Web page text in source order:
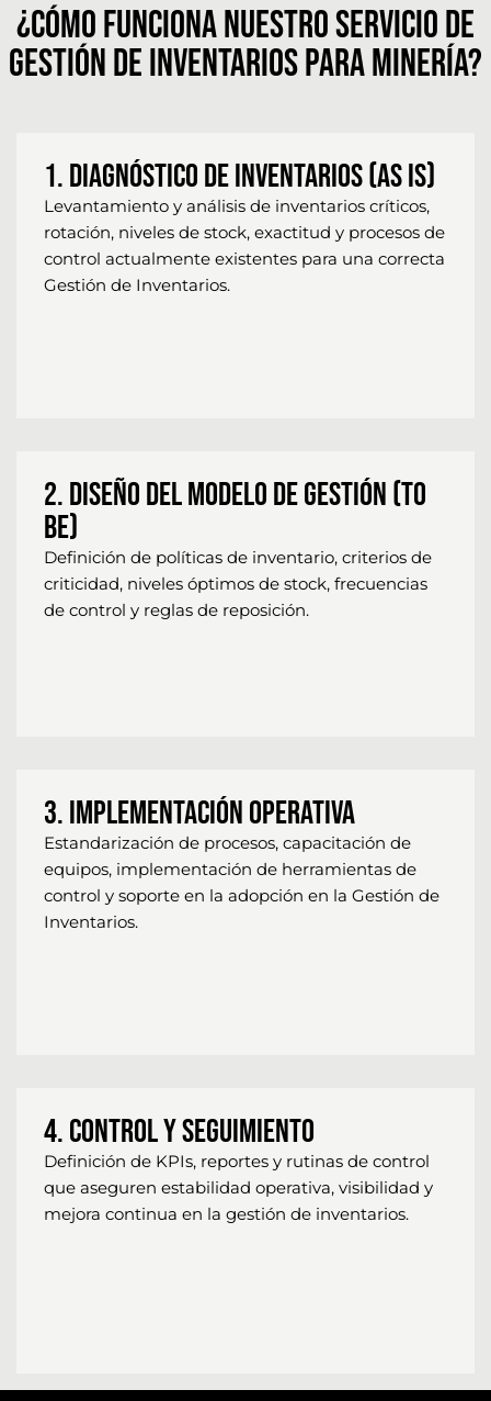
¿Cómo funciona nuestro servicio de
Gestión de Inventarios para minería?
1. Diagnóstico de Inventarios (As Is)
Levantamiento y análisis de inventarios críticos,
rotación, niveles de stock, exactitud y procesos de
control actualmente existentes para una correcta
Gestión de Inventarios.
2. Diseño del Modelo de Gestión (To
Be)
Definición de políticas de inventario, criterios de
criticidad, niveles óptimos de stock, frecuencias
de control y reglas de reposición.
3. Implementación Operativa
Estandarización de procesos, capacitación de
equipos, implementación de herramientas de
control y soporte en la adopción en la Gestión de
Inventarios.
4. Control y Seguimiento
Definición de KPIs, reportes y rutinas de control
que aseguren estabilidad operativa, visibilidad y
mejora continua en la gestión de inventarios.